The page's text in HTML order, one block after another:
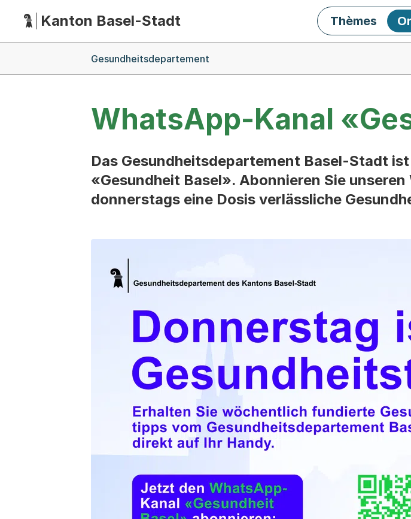
HauptnavigationKanton Basel-Stadt Thèmes
Gesundheitsdepartement
WhatsApp-Kanal
Das Gesundheitsdepartement Basel-Stadt
«Gesundheit Basel». Abonnieren Sie
donnerstags eine Dosis verlässliche